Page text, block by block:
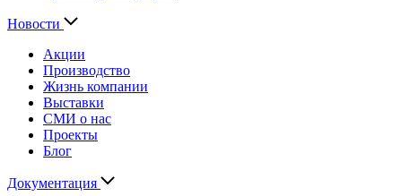
Новости
Акции
Производство
Жизнь компании
Выставки
СМИ о нас
Проекты
Блог
Документация